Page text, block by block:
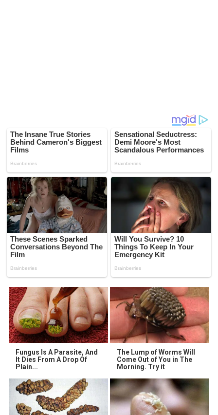
Fungus Is A Parasite, And
It Dies From A Drop Of
Plain...
The Lump of Worms Will
Come Out of You in The
Morning. Try it